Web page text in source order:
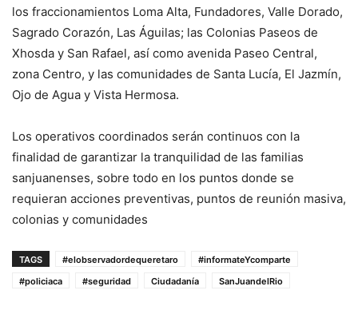
los fraccionamientos Loma Alta, Fundadores, Valle Dorado,
Sagrado Corazón, Las Águilas; las Colonias Paseos de
Xhosda y San Rafael, así como avenida Paseo Central,
zona Centro, y las comunidades de Santa Lucía, El Jazmín,
Ojo de Agua y Vista Hermosa.
Los operativos coordinados serán continuos con la
finalidad de garantizar la tranquilidad de las familias
sanjuanenses, sobre todo en los puntos donde se
requieran acciones preventivas, puntos de reunión masiva,
colonias y comunidades
TAGS #elobservadordequeretaro
#informateYcomparte
#policiaca
#seguridad Ciudadanía SanJuandelRio